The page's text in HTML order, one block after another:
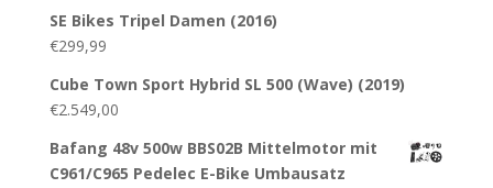
SE Bikes Tripel Damen (2016)
€299,99
Cube Town Sport Hybrid SL 500 (Wave) (2019)
€2.549,00
Bafang 48v 500w BBS02B Mittelmotor mit
C961/C965 Pedelec E-Bike Umbausatz